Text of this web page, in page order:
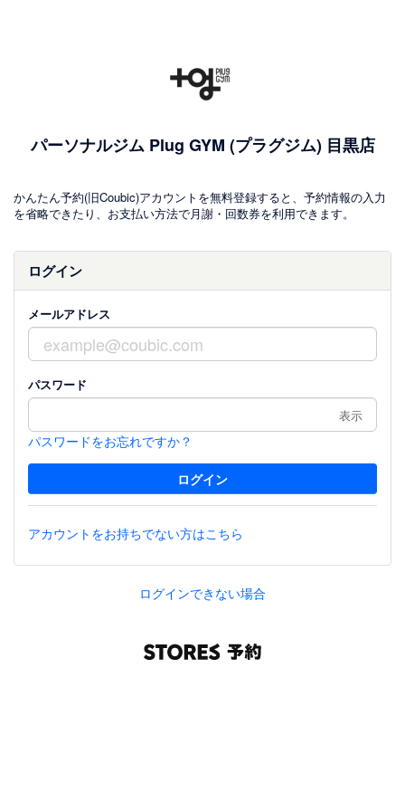
パーソナルジム Plug GYM (プラグジム) 目黒店
かんたん予約(旧Coubic)アカウントを無料登録すると、予約情報の入力
を省略できたり、お支払い方法で月謝・回数券を利用できます。
ログイン
メールアドレス
パスワード
表示
パスワードをお忘れですか？
アカウントをお持ちでない方はこちら
ログインできない場合